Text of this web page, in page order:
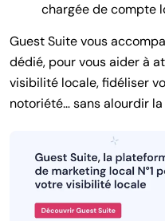
chargée de compte
Guest Suite vous
dédié, pour vous aider à
visibilité locale, fidéliser
notoriété… sans alourdir